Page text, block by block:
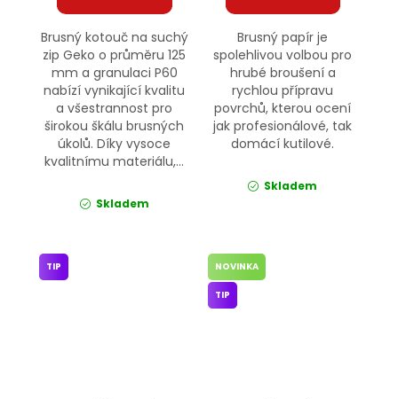
Brusný kotouč na suchý
zip Geko o průměru 125
mm a granulaci P60
nabízí vynikající kvalitu
a všestrannost pro
širokou škálu brusných
úkolů. Díky vysoce
kvalitnímu materiálu,...
Skladem
Brusný papír je
spolehlivou volbou pro
hrubé broušení a
rychlou přípravu
povrchů, kterou ocení
jak profesionálové, tak
domácí kutilové.
Skladem
TIP NOVINKA
TIP